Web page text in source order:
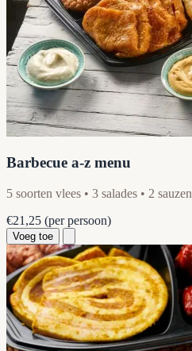
Barbecue a-z menu
5 soorten vlees • 3 salades • 2 sauzen
€21,25 (per persoon)
Voeg toe